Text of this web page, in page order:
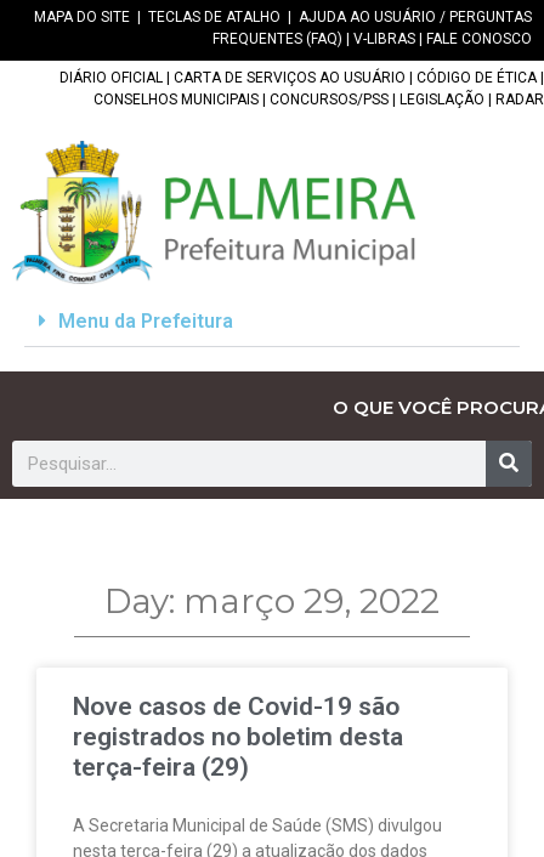
MAPA DO SITE TECLAS DE ATALHO
AJUDA AO USUÁRIO / PERGUNTAS
FREQUENTES (FAQ)
V-LIBRAS FALE CONOSCO
DIÁRIO OFICIAL CARTA DE SERVIÇOS AO USUÁRIO CÓDIGO DE ÉTICA|
CONSELHOS MUNICIPAIS
CONCURSOS/PSS LEGISLAÇÃO RADAR
Menu da Prefeitura
O QUE VOCÊ
Day: março 29, 2022
Nove casos de Covid-19 são
registrados no boletim desta
terça-feira (29)
A Secretaria Municipal de Saúde (SMS) divulgou
nesta terça-feira (29) a atualização dos dados